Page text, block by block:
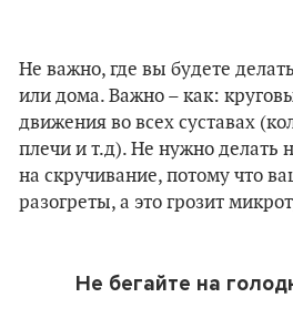
Не важно, где вы будете
или дома. Важно – как:
движения во всех суставах
плечи и т.д). Не нужно делать
на скручивание, потому что
разогреты, а это грозит
Не бегайте на